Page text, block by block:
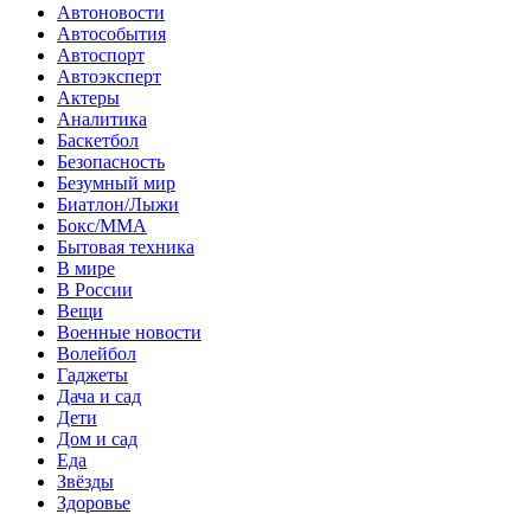
Автоновости
Автособытия
Автоспорт
Автоэксперт
Актеры
Аналитика
Баскетбол
Безопасность
Безумный мир
Биатлон/Лыжи
Бокс/MMA
Бытовая техника
В мире
В России
Вещи
Военные новости
Волейбол
Гаджеты
Дача и сад
Дети
Дом и сад
Еда
Звёзды
Здоровье